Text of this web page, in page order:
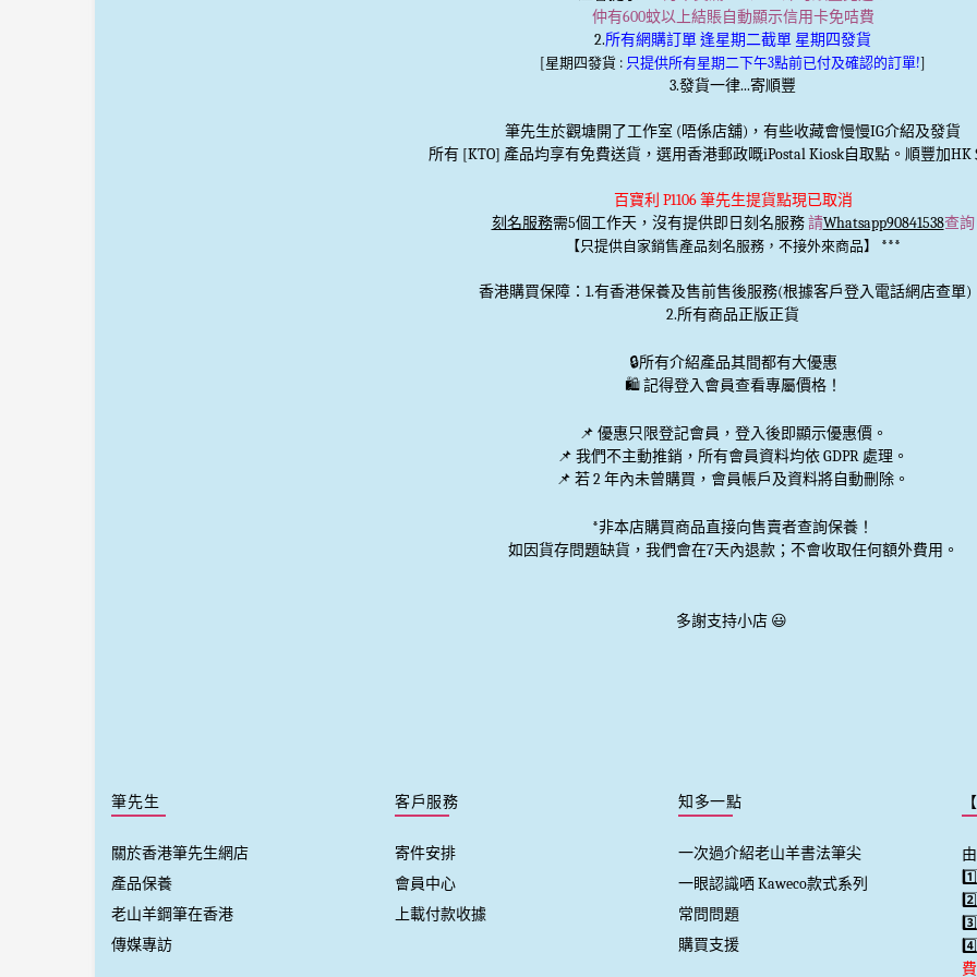
仲有600蚊以上結賬自動顯示信用卡免咭費
2.所有網購訂單 逢星期二截單 星期四發貨
[星期四發貨 : 只提供所有星期二下午3點前已付及確認的訂單!]
3.發貨一律...寄順豐
筆先生於觀塘開了工作室 (唔係店舖)，有些收藏會慢慢IG介紹及發貨
所有 [KTO] 產品均享有免費送貨，選用香港郵政嘅iPostal Kiosk自取點。順豐加HK
百寶利 P1106 筆先生提貨點現已取消
刻名服務需5個工作天，沒有提供即日刻名服務請Whatsapp90841538查詢
【只提供自家銷售產品刻名服務，不接外來商品】 ***
香港購買保障：1.有香港保養及售前售後服務(根據客戶登入電話網店查單)
2.所有商品正版正貨
🔒所有介紹產品其間都有大優惠
🛍️ 記得登入會員查看專屬價格！
📌 優惠只限登記會員 ，登入後即顯示優惠價。
📌 我們不主動推銷 ，所有會員資料均依 GDPR 處理。
📌 若 2 年內未曾購買，會員帳戶及資料將自動刪除。
*非本店購買商品直接向售賣者查詢保養！
如因貨存問題缺貨，我們會在7天內退款；不會收取任何額外費用。
多謝支持小店 😃
筆先生
關於香港筆先生網店
產品保養
老山羊鋼筆在香港
傳媒專訪
客戶服務
寄件安排
會員中心
上載付款收據
知多一點
一次過介紹老山羊書法筆尖
一眼認識哂 Kaweco款式系列
常問問題
購買支援